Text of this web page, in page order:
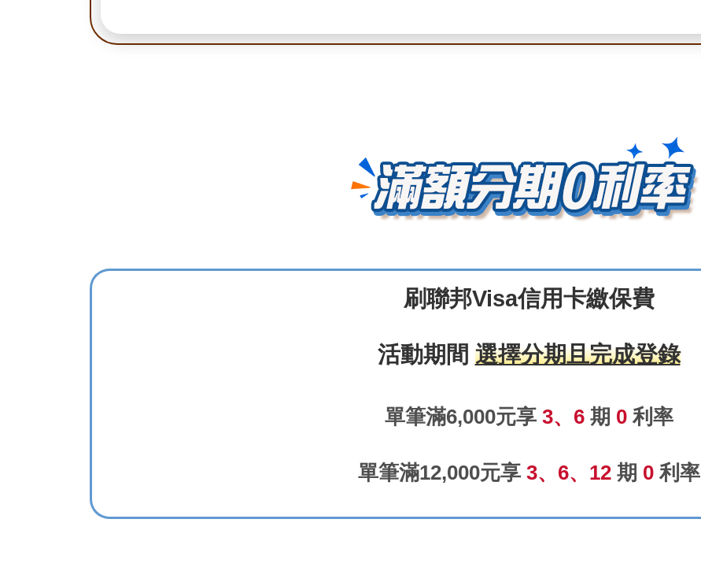
刷聯邦Visa信用卡繳保費
活動期間 選擇分期且完成登錄
單筆滿6,000元享3、6 期 0利率
單筆滿12,000元享3、6、12 期 0利率